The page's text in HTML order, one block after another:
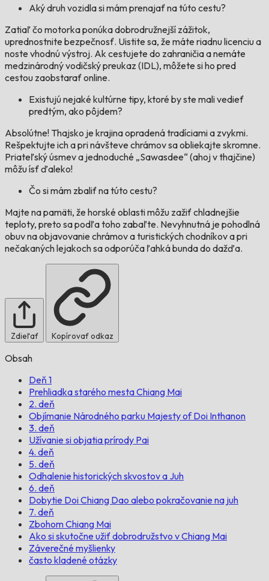
Aký druh vozidla si mám prenajať na túto cestu?
Zatiaľ čo motorka ponúka dobrodružnejší zážitok,
uprednostnite bezpečnosť. Uistite sa, že máte riadnu licenciu a
noste vhodnú výstroj. Ak cestujete do zahraničia a nemáte
medzinárodný vodičský preukaz (IDL), môžete si ho pred
cestou zaobstarať online.
Existujú nejaké kultúrne tipy, ktoré by ste mali vedieť
predtým, ako pôjdem?
Absolútne! Thajsko je krajina opradená tradíciami a zvykmi.
Rešpektujte ich a pri návšteve chrámov sa obliekajte skromne.
Priateľský úsmev a jednoduché „Sawasdee“ (ahoj v thajčine)
môžu ísť ďaleko!
Čo si mám zbaliť na túto cestu?
Majte na pamäti, že horské oblasti môžu zažiť chladnejšie
teploty, preto sa podľa toho zabaľte. Nevyhnutná je pohodlná
obuv na objavovanie chrámov a turistických chodníkov a pri
nečakaných lejakoch sa odporúča ľahká bunda do dažďa.
Zdieľať Kopírovať odkaz
Obsah
Deň 1
Prehliadka starého mesta Chiang Mai
2. deň
Objímanie Národného parku Majesty of Doi Inthanon
3. deň
Užívanie si objatia prírody Pai
4. deň
5. deň
Odhalenie historických skvostov a Juh
6. deň
Dobytie Doi Chiang Dao alebo pokračovanie na juh
7. deň
Zbohom Chiang Mai
Ako si skutočne užiť dobrodružstvo v Chiang Mai
Záverečné myšlienky
často kladené otázky